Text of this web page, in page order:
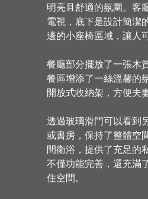
明亮且舒適的氛圍。客
電視，底下是設計簡潔
邊的小座椅區域，讓人
餐廳部分擺放了一張木
餐區增添了一絲溫馨的
開放式收納架，方便夫
透過玻璃滑門可以看到
或書房，保持了整體空
間衛浴，提供了充足的
不僅功能完善，還充滿
住空間。